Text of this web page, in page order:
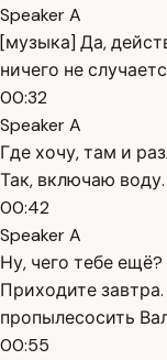
Speaker A
[музыка] Да,
ничего не
00:32
Speaker A
Где хочу, там и
Так, включаю
00:42
Speaker A
Ну, чего тебе
Приходите
пропылесосить
00:55